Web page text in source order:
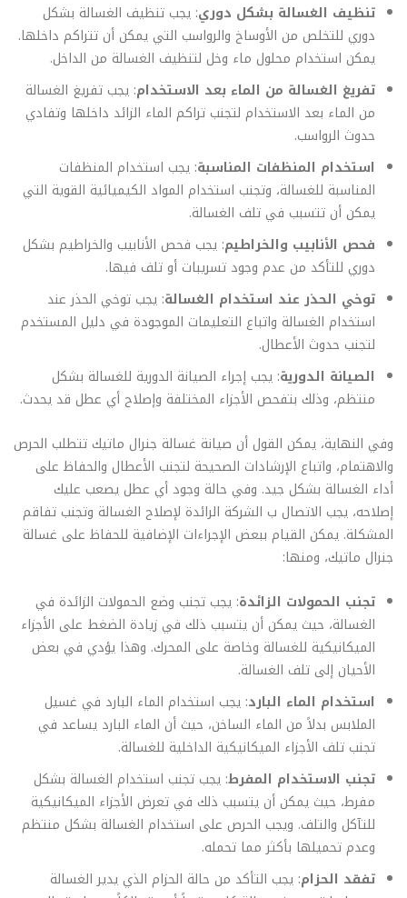
تنظيف الغسالة بشكل دوري: يجب تنظيف الغسالة بشكل
دوري للتخلص من الأوساخ والرواسب التي يمكن أن تتراكم داخلها.
يمكن استخدام محلول ماء وخل لتنظيف الغسالة من الداخل.
تفريغ الغسالة من الماء بعد الاستخدام: يجب تفريغ الغسالة
من الماء بعد الاستخدام لتجنب تراكم الماء الزائد داخلها وتفادي
حدوث الرواسب.
استخدام المنظفات المناسبة: يجب استخدام المنظفات
المناسبة للغسالة، وتجنب استخدام المواد الكيميائية القوية التي
يمكن أن تتسبب في تلف الغسالة.
فحص الأنابيب والخراطيم: يجب فحص الأنابيب والخراطيم بشكل
دوري للتأكد من عدم وجود تسريبات أو تلف فيها.
توخي الحذر عند استخدام الغسالة: يجب توخي الحذر عند
استخدام الغسالة واتباع التعليمات الموجودة في دليل المستخدم
لتجنب حدوث الأعطال.
الصيانة الدورية: يجب إجراء الصيانة الدورية للغسالة بشكل
منتظم، وذلك بتفحص الأجزاء المختلفة وإصلاح أي عطل قد يحدث.
وفي النهاية، يمكن القول أن صيانة غسالة جنرال ماتيك تتطلب الحرص
والاهتمام، واتباع الإرشادات الصحيحة لتجنب الأعطال والحفاظ على
أداء الغسالة بشكل جيد. وفي حالة وجود أي عطل يصعب عليك
إصلاحه، يجب الاتصال ب الشركة الرائدة لإصلاح الغسالة وتجنب تفاقم
المشكلة. يمكن القيام ببعض الإجراءات الإضافية للحفاظ على غسالة
جنرال ماتيك، ومنها:
تجنب الحمولات الزائدة: يجب تجنب وضع الحمولات الزائدة في
الغسالة، حيث يمكن أن يتسبب ذلك في زيادة الضغط على الأجزاء
الميكانيكية للغسالة وخاصة على المحرك. وهذا يؤدي في بعض
الأحيان إلى تلف الغسالة.
استخدام الماء البارد: يجب استخدام الماء البارد في غسيل
الملابس بدلاً من الماء الساخن، حيث أن الماء البارد يساعد في
تجنب تلف الأجزاء الميكانيكية الداخلية للغسالة.
تجنب الاستخدام المفرط: يجب تجنب استخدام الغسالة بشكل
مفرط، حيث يمكن أن يتسبب ذلك في تعرض الأجزاء الميكانيكية
للتآكل والتلف. ويجب الحرص على استخدام الغسالة بشكل منتظم
وعدم تحميلها بأكثر مما تحمله.
تفقد الحزام: يجب التأكد من حالة الحزام الذي يدير الغسالة